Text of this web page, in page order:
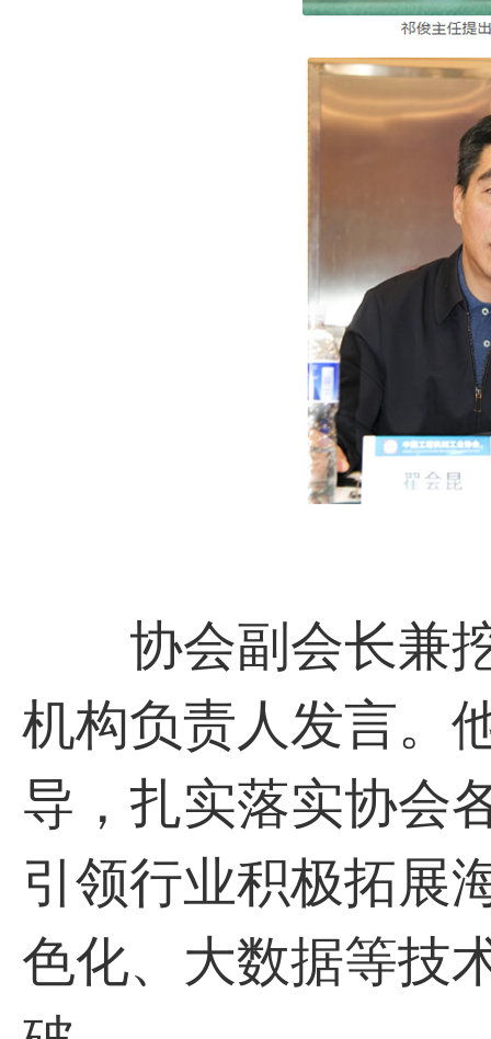
协会副会长兼挖
机构负责人发言。
导，扎实落实协会
引领行业积极拓展
色化、大数据等技